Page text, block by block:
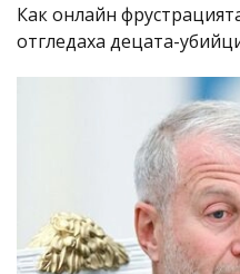
Как онлайн
отгледаха децата-